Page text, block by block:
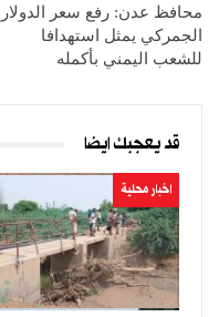
محافظ عدن: رفع سعر الدولار
الجمركي يمثل استهدافا
للشعب اليمني بأكمله
قد يعجبك ايضا
اخبار محلية